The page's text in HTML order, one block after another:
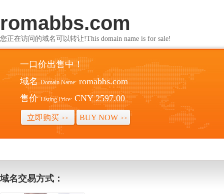
romabbs.com
您正在访问的域名可以转让!This domain name is for sale!
一口价出售中！
域名 Domain Name: romabbs.com
售价 Listing Price: CNY 2597.00
立即购买 >> BUY NOW >>
域名交易方式：